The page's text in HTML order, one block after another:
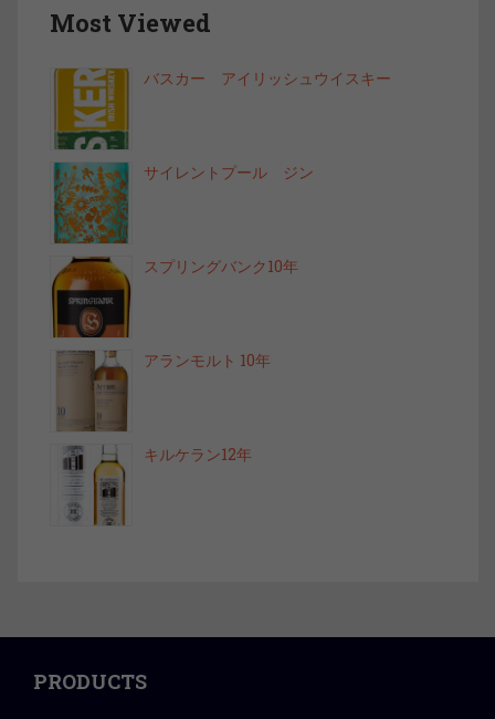
Most Viewed
バスカー アイリッシュウイスキー
サイレントプール ジン
スプリングバンク10年
アランモルト 10年
キルケラン12年
PRODUCTS